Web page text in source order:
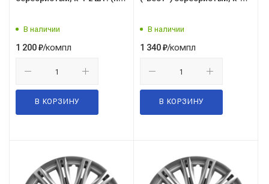
В наличии
1 200₽/компл
В КОРЗИНУ
06)В наличии
1 340₽/компл
В КОРЗИНУ